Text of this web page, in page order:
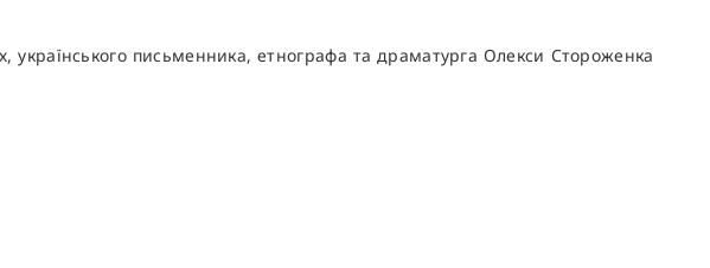
українського письменника, етнографа та драматурга Олекси Стороженка